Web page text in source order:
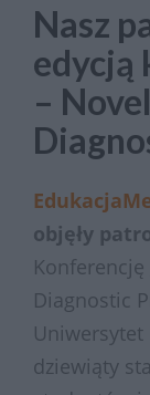
Nasz
edycją
–
objęły
Diagnostic
dziewiąty